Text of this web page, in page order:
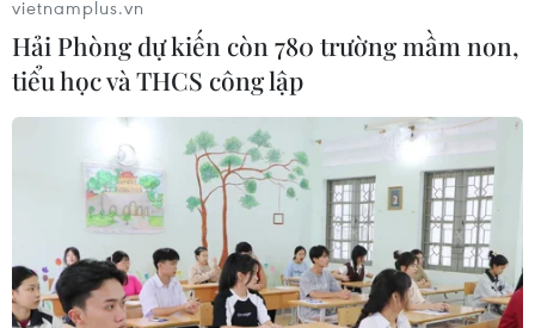
vietnamplus.vn
Hải Phòng dự kiến còn 780 trường mầm non,
tiểu học và THCS công lập